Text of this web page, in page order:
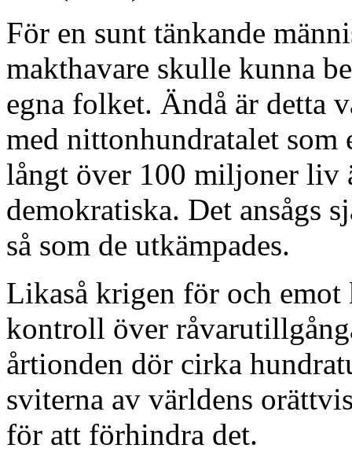
För en sunt tänkande
makthavare skulle kunna
egna folket. Ändå är detta
med nittonhundratalet som
långt över 100 miljoner liv
demokratiska. Det ansågs
så som de utkämpades.
Likaså krigen för och
kontroll över
årtionden dör cirka
sviterna av världens
för att förhindra det.